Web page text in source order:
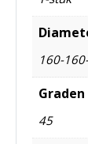
160-
Graden
45